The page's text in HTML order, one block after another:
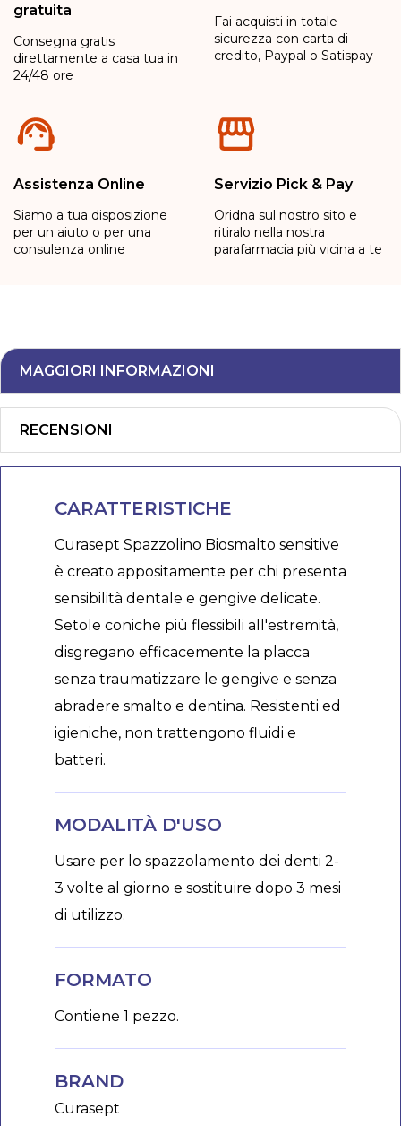
gratuita
Consegna gratis
direttamente a casa tua in
24/48 ore
Fai acquisti in totale
sicurezza con carta di
credito, Paypal o Satispay
Assistenza Online
Siamo a tua disposizione
per un aiuto o per una
consulenza online
Servizio Pick & Pay
Oridna sul nostro sito e
ritiralo nella nostra
parafarmacia più vicina a te
MAGGIORI INFORMAZIONI
RECENSIONI
CARATTERISTICHE
Curasept Spazzolino Biosmalto sensitive
è creato appositamente per chi presenta
sensibilità dentale e gengive delicate.
Setole coniche più flessibili all'estremità,
disgregano efficacemente la placca
senza traumatizzare le gengive e senza
abradere smalto e dentina. Resistenti ed
igieniche, non trattengono fluidi e
batteri.
MODALITÀ D'USO
Usare per lo spazzolamento dei denti 2-
3 volte al giorno e sostituire dopo 3 mesi
di utilizzo.
FORMATO
Contiene 1 pezzo.
BRAND
Curasept